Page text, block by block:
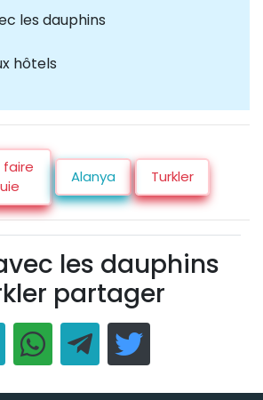
les dauphins
hôtels
faire
Alanya Turkler
les dauphins
partager